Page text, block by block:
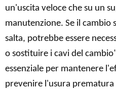
un'uscita veloce che su un
manutenzione. Se il cambio
salta, potrebbe essere
o sostituire i cavi del
essenziale per mantenere
prevenire l'usura